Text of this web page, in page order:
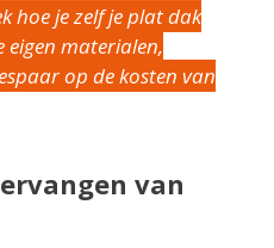
hoe je zelf je plat dak
eigen materialen,
op de kosten van
van